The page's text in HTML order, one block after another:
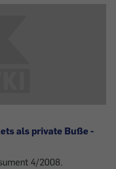
als private Buße -
4/2008.